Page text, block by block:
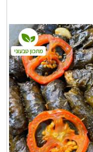
מתכון טבעוני